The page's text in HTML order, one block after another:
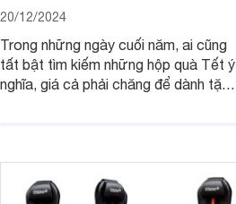
20/12/2024
Trong những ngày cuối năm, ai cũng
tất bật tìm kiếm những hộp quà Tết ý
nghĩa, giá cả phải chăng để dành tặng
- 500k đẹp mắt nhé.